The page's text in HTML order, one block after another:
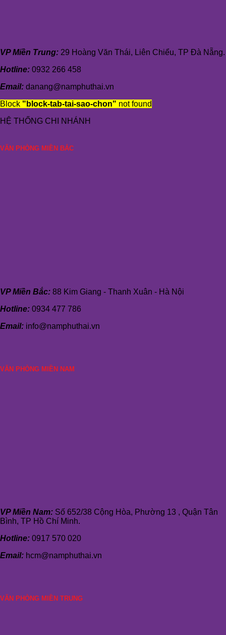
VP Miền Trung: 29 Hoàng Văn Thái, Liên Chiểu, TP Đà Nẵng.
Hotline: 0932 266 458
Email: danang@namphuthai.vn
Block "block-tab-tai-sao-chon" not found
HỆ THỐNG CHI NHÁNH
VĂN PHÒNG MIỀN BẮC
VP Miền Bắc: 88 Kim Giang - Thanh Xuân - Hà Nội
Hotline: 0934 477 786
Email: info@namphuthai.vn
VĂN PHÒNG MIỀN NAM
VP Miền Nam: Số 652/38 Cộng Hòa, Phường 13 , Quận Tân
Bình, TP Hồ Chí Minh.
Hotline: 0917 570 020
Email: hcm@namphuthai.vn
VĂN PHÒNG MIỀN TRUNG